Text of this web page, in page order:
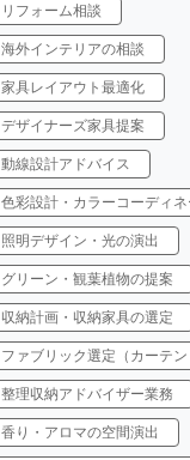
リフォーム相談
海外インテリアの相談
家具レイアウト最適化
デザイナーズ家具提案
動線設計アドバイス
色彩設計・カラーコーディネ
照明デザイン・光の演出
グリーン・観葉植物の提案
収納計画・収納家具の選定
ファブリック選定（カーテン
整理収納アドバイザー業務
香り・アロマの空間演出